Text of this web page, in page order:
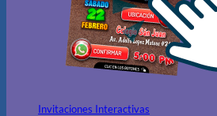
Invitaciones Interactivas